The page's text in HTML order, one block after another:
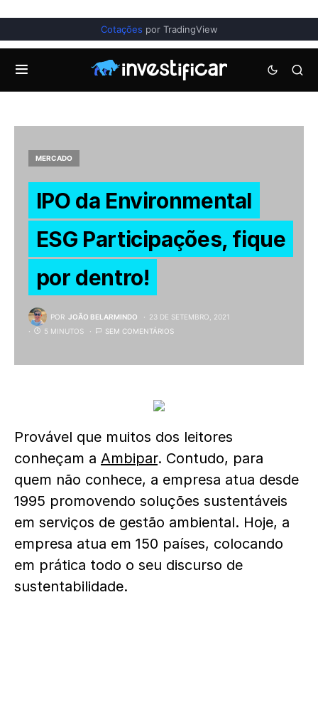
Cotações por TradingView
MERCADO
IPO da Environmental
ESG Participações, fique
por dentro!
POR JOÃO BELARMINDO
23 DE SETEMBRO, 2021
5 MINUTOS
SEM COMENTÁRIOS
Provável que muitos dos leitores
conheçam a Ambipar. Contudo, para
quem não conhece, a empresa atua desde
1995 promovendo soluções sustentáveis
em serviços de gestão ambiental. Hoje, a
empresa atua em 150 países, colocando
em prática todo o seu discurso de
sustentabilidade.